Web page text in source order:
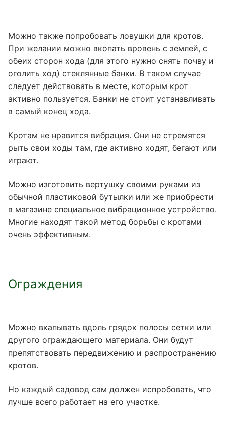
Можно также попробовать ловушки для кротов.
При желании можно вкопать вровень с землей, с
обеих сторон хода (для этого нужно снять почву и
оголить ход) стеклянные банки. В таком случае
следует действовать в месте, которым крот
активно пользуется. Банки не стоит устанавливать
в самый конец хода.
Кротам не нравится вибрация. Они не стремятся
рыть свои ходы там, где активно ходят, бегают или
играют.
Можно изготовить вертушку своими руками из
обычной пластиковой бутылки или же приобрести
в магазине специальное вибрационное устройство.
Многие находят такой метод борьбы с кротами
очень эффективным.
Ограждения
Можно вкапывать вдоль грядок полосы сетки или
другого ограждающего материала. Они будут
препятствовать передвижению и распространению
кротов.
Но каждый садовод сам должен испробовать, что
лучше всего работает на его участке.